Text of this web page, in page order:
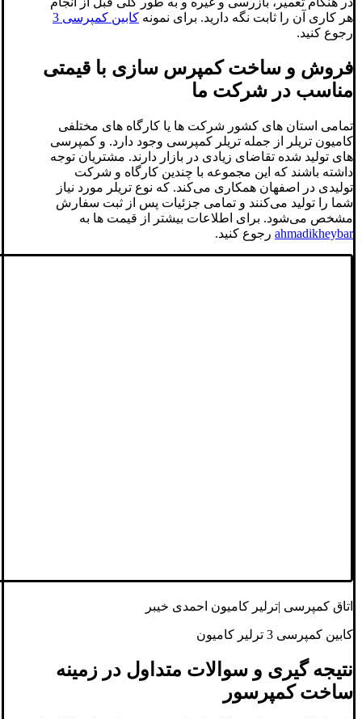
هر کاری آن را ثابت نگه دارید. برای نمونه کابین کمپرسی 3
رجوع کنید.
فروش و ساخت کمپرس سازی با قیمتی
مناسب در شرکت ما
تمامی استان های کشور شرکت ها یا کارگاه های مختلفی
کامیون تریلر از جمله تریلر کمپرسی وجود دارد. و کمپرسی
های تولید شده تقاضای زیادی در بازار دارند. مشتریان توجه
داشته باشند که این مجموعه با چندین کارگاه و شرکت
تولیدی در اصفهان همکاری می‌کند. که نوع تریلر مورد نیاز
شما را تولید می‌کنند و تمامی جزئیات پس از ثبت سفارش
مشخص می‌شود. برای اطلاعات بیشتر از قیمت ها به
ahmadikheybar رجوع کنید.
اتاق کمپرسی |ترلیر کامیون احمدی خیبر
کابین کمپرسی 3 ترلیر کامیون
نتیجه گیری و سوالات متداول در زمینه
ساخت کمپرسور